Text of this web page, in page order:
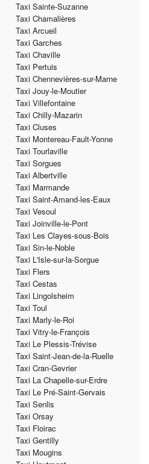
Taxi Sainte-Suzanne
Taxi Chamalières
Taxi Arcueil
Taxi Garches
Taxi Chaville
Taxi Pertuis
Taxi Chennevières-sur-Marne
Taxi Jouy-le-Moutier
Taxi Villefontaine
Taxi Chilly-Mazarin
Taxi Cluses
Taxi Montereau-Fault-Yonne
Taxi Tourlaville
Taxi Sorgues
Taxi Albertville
Taxi Marmande
Taxi Saint-Amand-les-Eaux
Taxi Vesoul
Taxi Joinville-le-Pont
Taxi Les Clayes-sous-Bois
Taxi Sin-le-Noble
Taxi L'Isle-sur-la-Sorgue
Taxi Flers
Taxi Cestas
Taxi Lingolsheim
Taxi Toul
Taxi Marly-le-Roi
Taxi Vitry-le-François
Taxi Le Plessis-Trévise
Taxi Saint-Jean-de-la-Ruelle
Taxi Cran-Gevrier
Taxi La Chapelle-sur-Erdre
Taxi Le Pré-Saint-Gervais
Taxi Senlis
Taxi Orsay
Taxi Floirac
Taxi Gentilly
Taxi Mougins